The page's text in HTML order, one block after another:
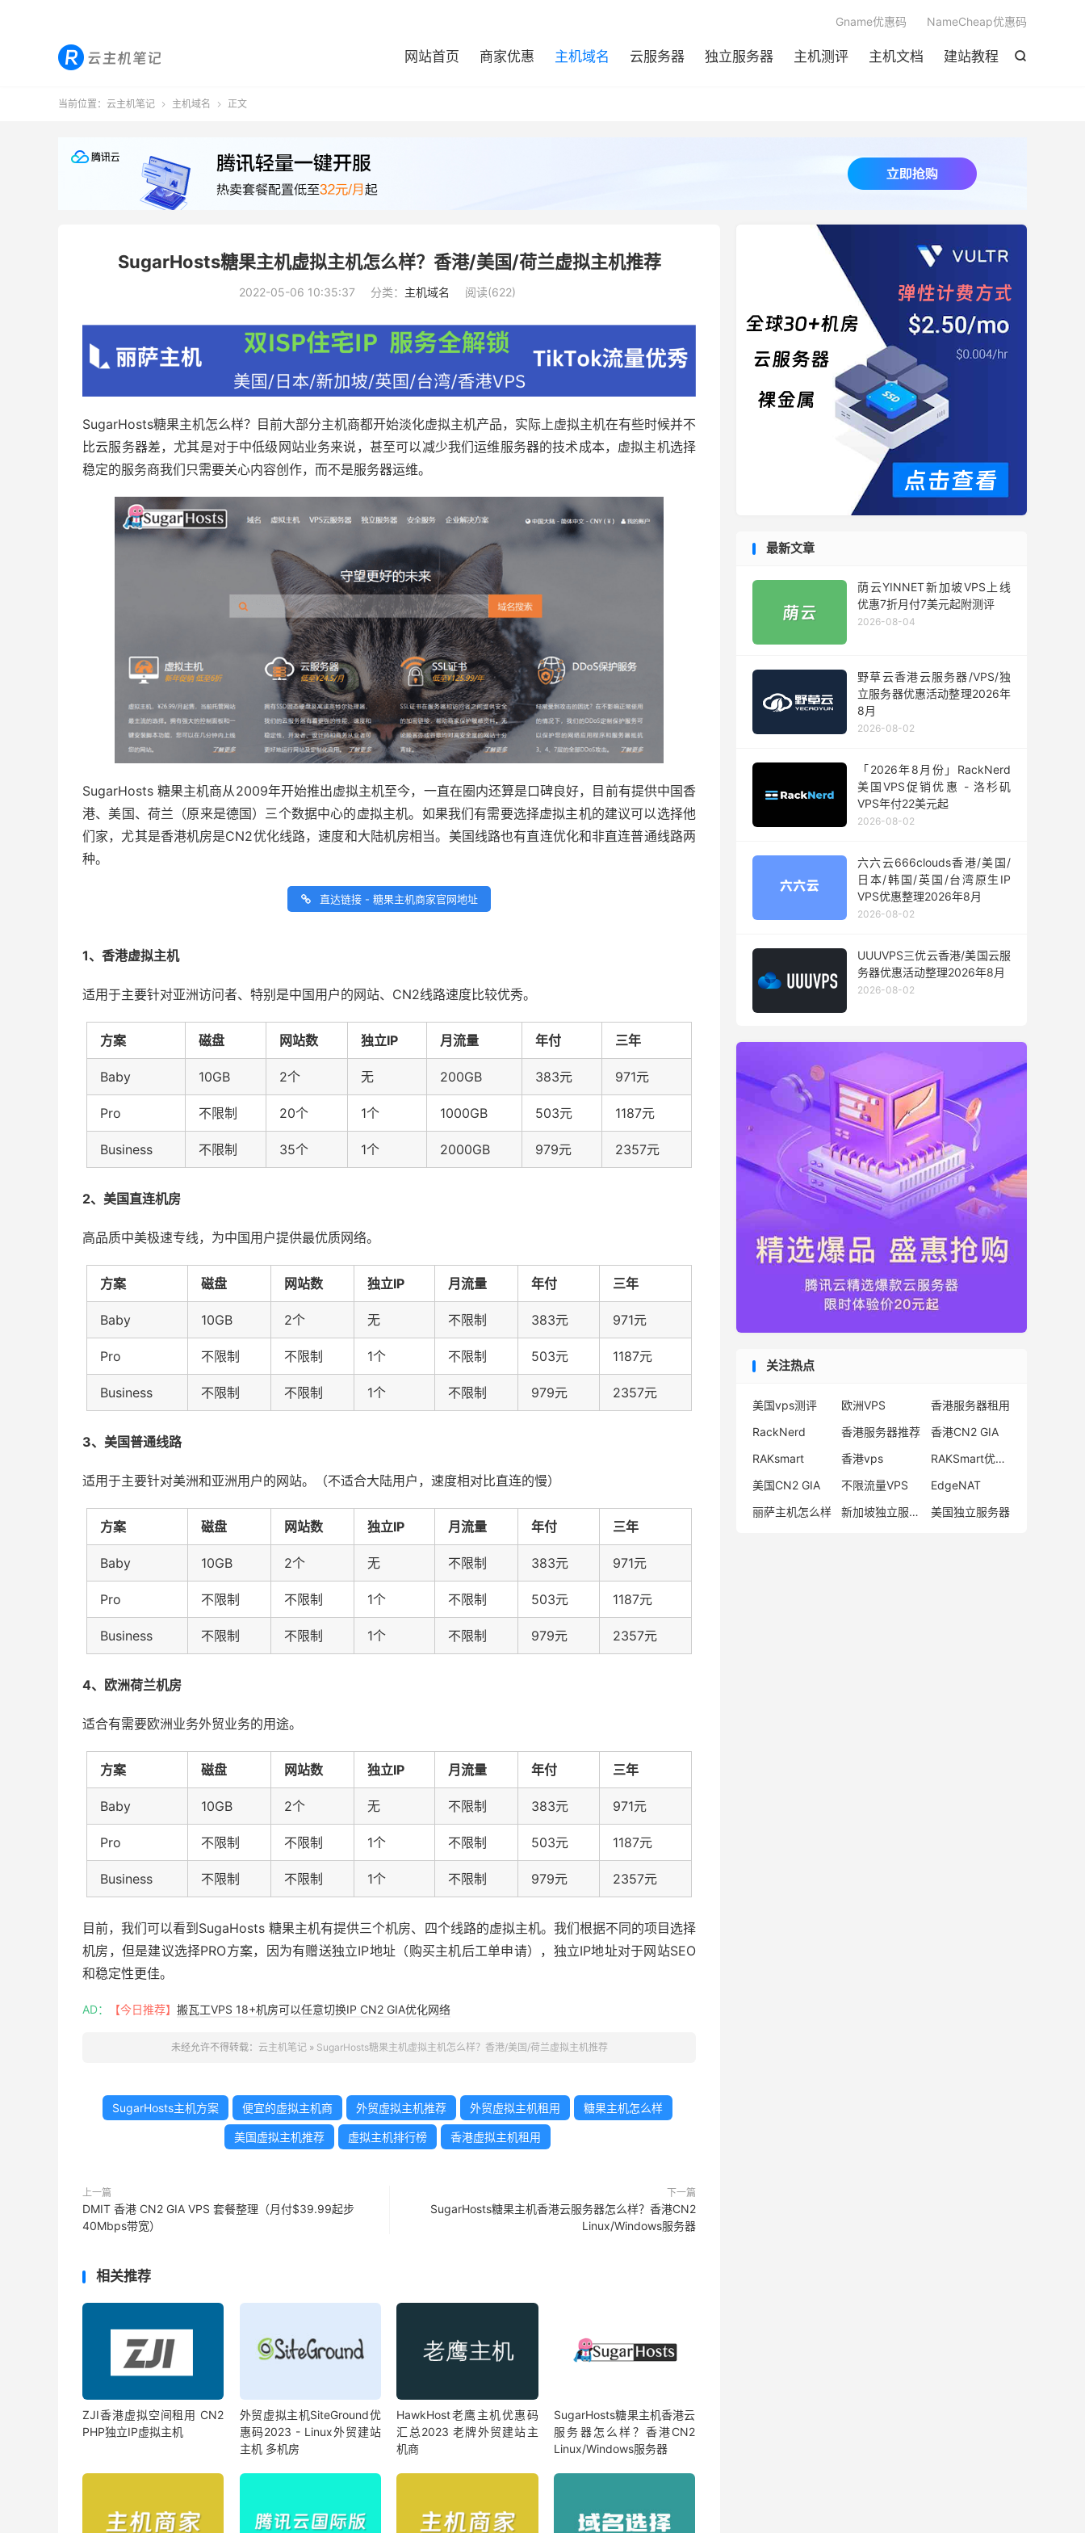

网站首页 商家优惠 主机域名 云服务器 独立服务器 主机测评 主机文档 建站教程
Gname优惠码 NameCheap优惠码
当前位置： 云主机笔记  主机域名  正文
SugarHosts糖果主机虚拟主机怎么样？香港/美国/荷兰虚拟主机推荐
2022-05-06 10:35:37 分类： 主机域名 阅读(622)
SugarHosts糖果主机怎么样？目前大部分主机商都开始淡化虚拟主机产品，实际上虚拟主机在有些时候并不
比云服务器差，尤其是对于中低级网站业务来说，甚至可以减少我们运维服务器的技术成本，虚拟主机选择
稳定的服务商我们只需要关心内容创作，而不是服务器运维。
SugarHosts 糖果主机商从2009年开始推出虚拟主机至今，一直在圈内还算是口碑良好，目前有提供中国香
港、美国、荷兰（原来是德国）三个数据中心的虚拟主机。如果我们有需要选择虚拟主机的建议可以选择他
们家，尤其是香港机房是CN2优化线路，速度和大陆机房相当。美国线路也有直连优化和非直连普通线路两
种。
直达链接 - 糖果主机商家官网地址
1、香港虚拟主机
适用于主要针对亚洲访问者、特别是中国用户的网站、CN2线路速度比较优秀。
方案 磁盘 网站数 独立IP 月流量 年付 三年
Baby 10GB 2个 无 200GB 383元 971元
Pro 不限制 20个 1个 1000GB 503元 1187元
Business 不限制 35个 1个 2000GB 979元 2357元
2、美国直连机房
高品质中美极速专线，为中国用户提供最优质网络。
方案 磁盘 网站数 独立IP 月流量 年付 三年
Baby 10GB 2个 无 不限制 383元 971元
Pro 不限制 不限制 1个 不限制 503元 1187元
Business 不限制 不限制 1个 不限制 979元 2357元
3、美国普通线路
适用于主要针对美洲和亚洲用户的网站。（不适合大陆用户，速度相对比直连的慢）
方案 磁盘 网站数 独立IP 月流量 年付 三年
Baby 10GB 2个 无 不限制 383元 971元
Pro 不限制 不限制 1个 不限制 503元 1187元
Business 不限制 不限制 1个 不限制 979元 2357元
4、欧洲荷兰机房
适合有需要欧洲业务外贸业务的用途。
方案 磁盘 网站数 独立IP 月流量 年付 三年
Baby 10GB 2个 无 不限制 383元 971元
Pro 不限制 不限制 1个 不限制 503元 1187元
Business 不限制 不限制 1个 不限制 979元 2357元
目前，我们可以看到SugaHosts 糖果主机有提供三个机房、四个线路的虚拟主机。我们根据不同的项目选择
机房，但是建议选择PRO方案，因为有赠送独立IP地址（购买主机后工单申请），独立IP地址对于网站SEO
和稳定性更佳。
AD： 【今日推荐】 搬瓦工VPS 18+机房可以任意切换IP CN2 GIA优化网络
未经允许不得转载： 云主机笔记» SugarHosts糖果主机虚拟主机怎么样？香港/美国/荷兰虚拟主机推荐
SugarHosts主机方案 便宜的虚拟主机商 外贸虚拟主机推荐 外贸虚拟主机租用 糖果主机怎么样
美国虚拟主机推荐 虚拟主机排行榜 香港虚拟主机租用
上一篇
DMIT 香港 CN2 GIA VPS 套餐整理（月付$39.99起步
40Mbps带宽）
下一篇
SugarHosts糖果主机香港云服务器怎么样？香港CN2
Linux/Windows服务器
相关推荐
ZJI香港虚拟空间租用 CN2
PHP独立IP虚拟主机
外贸虚拟主机SiteGround优
惠码2023 - Linux外贸建站
主机 多机房
HawkHost老鹰主机优惠码
汇总2023 老牌外贸建站主
机商
SugarHosts糖果主机香港云
服务器怎么样？香港CN2
Linux/Windows服务器
最新文章
荫云YINNET新加坡VPS上线
优惠7折月付7美元起附测评
2026-08-04
野草云香港云服务器/VPS/独
立服务器优惠活动整理2026年
8月
2026-08-02
「2026年8月份」RackNerd
美国VPS促销优惠 - 洛杉矶
VPS年付22美元起
2026-08-02
六六云666clouds香港/美国/
日本/韩国/英国/台湾原生IP
VPS优惠整理2026年8月
2026-08-02
UUUVPS三优云香港/美国云服
务器优惠活动整理2026年8月
2026-08-02
关注热点
美国vps测评 欧洲VPS
香港服务器租用
RackNerd
香港服务器推荐
香港CN2 GIA
RAKsmart
香港vps
RAKSmart优惠码
美国CN2 GIA
不限流量VPS
EdgeNAT
丽萨主机怎么样
新加坡独立服务器 美国独立服务器